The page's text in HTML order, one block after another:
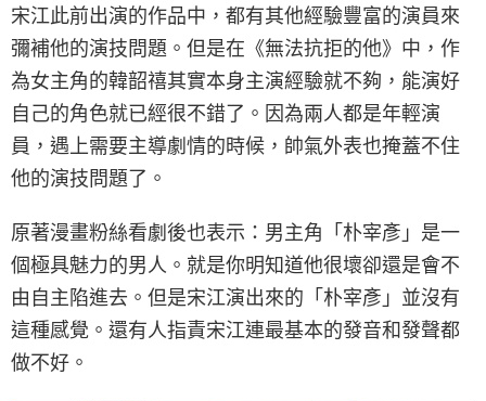
宋江此前出演的作品中，都有其他經驗豐富的演員來
彌補他的演技問題。但是在《無法抗拒的他》中，作
為女主角的韓韶禧其實本身主演經驗就不夠，能演好
自己的角色就已經很不錯了。因為兩人都是年輕演
員，遇上需要主導劇情的時候，帥氣外表也掩蓋不住
他的演技問題了。
原著漫畫粉絲看劇後也表示：男主角「朴宰彥」是一
個極具魅力的男人。就是你明知道他很壞卻還是會不
由自主陷進去。但是宋江演出來的「朴宰彥」並沒有
這種感覺。還有人指責宋江連最基本的發音和發聲都
做不好。